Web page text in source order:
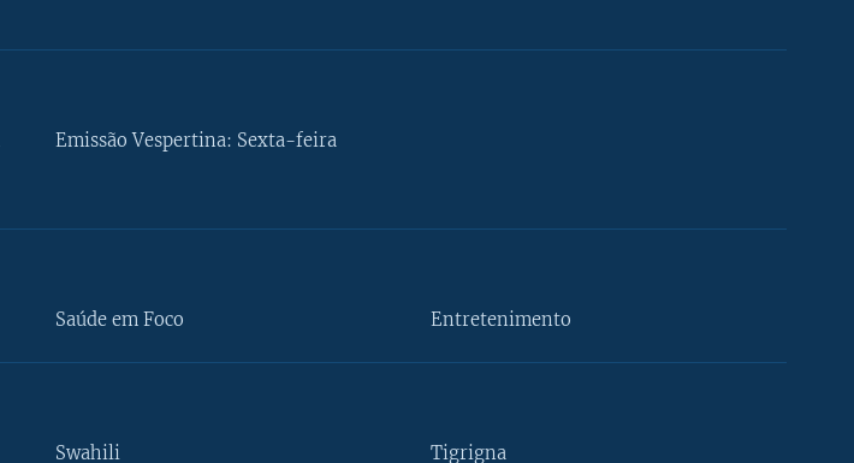
Emissão Vespertina: Sexta-feira
Saúde em Foco Entretenimento
Swahili Tigrigna